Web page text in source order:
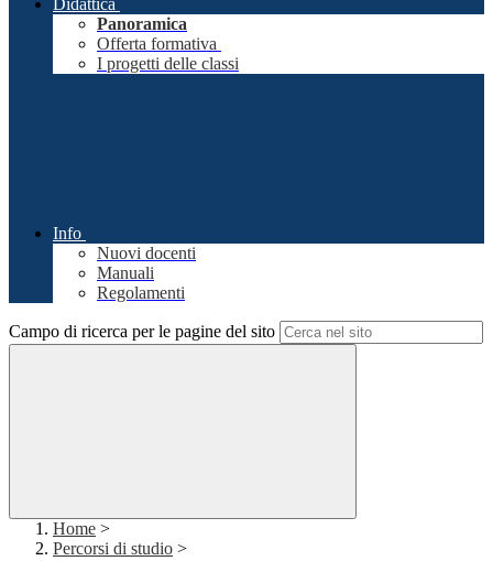
Didattica
Panoramica
Offerta formativa
I progetti delle classi
Info
Nuovi docenti
Manuali
Regolamenti
Campo di ricerca per le pagine del sito
Home >
Percorsi di studio >